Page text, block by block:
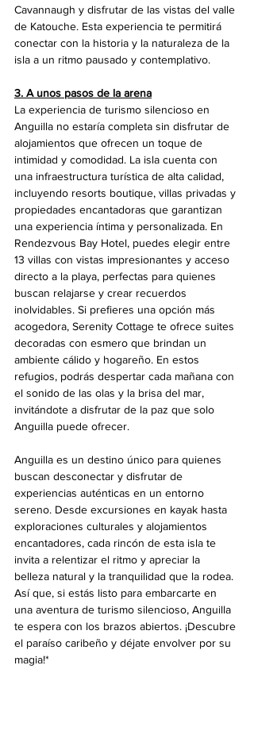
Cavannaugh y disfrutar de las vistas del valle
de Katouche. Esta experiencia te permitirá
conectar con la historia y la naturaleza de la
isla a un ritmo pausado y contemplativo.
3. A unos pasos de la arena
La experiencia de turismo silencioso en
Anguilla no estaría completa sin disfrutar de
alojamientos que ofrecen un toque de
intimidad y comodidad. La isla cuenta con
una infraestructura turística de alta calidad,
incluyendo resorts boutique, villas privadas y
propiedades encantadoras que garantizan
una experiencia íntima y personalizada. En
Rendezvous Bay Hotel, puedes elegir entre
13 villas con vistas impresionantes y acceso
directo a la playa, perfectas para quienes
buscan relajarse y crear recuerdos
inolvidables. Si prefieres una opción más
acogedora, Serenity Cottage te ofrece suites
decoradas con esmero que brindan un
ambiente cálido y hogareño. En estos
refugios, podrás despertar cada mañana con
el sonido de las olas y la brisa del mar,
invitándote a disfrutar de la paz que solo
Anguilla puede ofrecer.
Anguilla es un destino único para quienes
buscan desconectar y disfrutar de
experiencias auténticas en un entorno
sereno. Desde excursiones en kayak hasta
exploraciones culturales y alojamientos
encantadores, cada rincón de esta isla te
invita a relentizar el ritmo y apreciar la
belleza natural y la tranquilidad que la rodea.
Así que, si estás listo para embarcarte en
una aventura de turismo silencioso, Anguilla
te espera con los brazos abiertos. ¡Descubre
el paraíso caribeño y déjate envolver por su
magia!*